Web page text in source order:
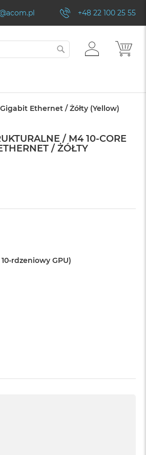
+48 22 100 25 55
ZALOGUJ
SIĘ
SZUKAJ
Ethernet / Żółty (Yellow)
/ M4 10-CORE
/ ŻÓŁTY
rdzeniowy GPU)